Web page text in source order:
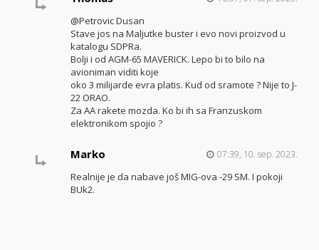
@Petrovic Dusan
Stave jos na Maljutke buster i evo novi proizvod u
katalogu SDPRa.
Bolji i od AGM-65 MAVERICK. Lepo bi to bilo na
avioniman viditi koje
oko 3 milijarde evra platis. Kud od sramote ? Nije to J-
22 ORAO.
Za AA rakete mozda. Ko bi ih sa Franzuskom
elektronikom spojio ?
Marko 07:39, 10. sep. 2023.
Realnije je da nabave još MIG-ova -29 SM. I pokoji
BUk2.